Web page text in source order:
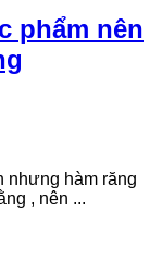
phẩm nên
nhưng hàm răng
, nên ...